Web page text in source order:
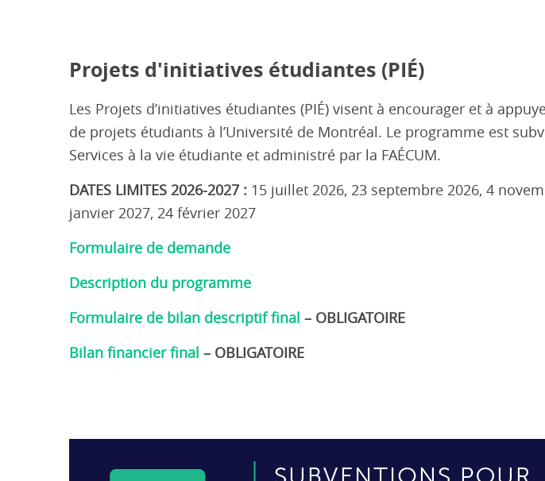
Projets d'initiatives étudiantes (PIÉ)
Les Projets d’initiatives étudiantes (PIÉ) visent à encourager et à
de projets étudiants à l’Université de Montréal. Le programme est
Services à la vie étudiante et administré par la FAÉCUM.
DATES LIMITES 2026-2027 : 15 juillet 2026, 23 septembre 2026, 4
janvier 2027, 24 février 2027
Formulaire de demande
Description du programme
Formulaire de bilan descriptif final – OBLIGATOIRE
Bilan financier final – OBLIGATOIRE